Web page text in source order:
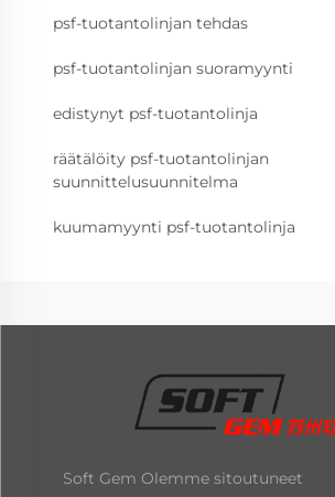
psf-tuotantolinjan tehdas
psf-tuotantolinjan suoramyynti
edistynyt psf-tuotantolinja
räätälöity psf-tuotantolinjan
suunnittelusuunnitelma
kuumamyynti psf-tuotantolinja
Soft Gem Olemme sitoutuneet